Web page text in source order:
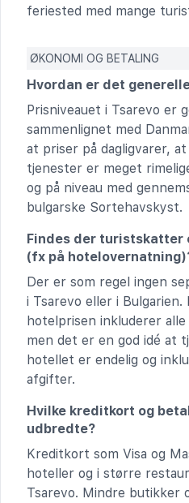
feriested med mange
ØKONOMI OG BETALING
Hvordan er det
Prisniveauet i Tsarevo er
sammenlignet med
at priser på dagligvarer,
tjenester er meget
og på niveau med
bulgarske Sortehavskyst.
Findes der
(fx på
Der er som regel ingen
i Tsarevo eller i
hotelprisen inkluderer
men det er en god idé at
hotellet er endelig og
afgifter.
Hvilke kreditkort og
udbredte?
Kreditkort som Visa og
hoteller og i større
Tsarevo. Mindre butikker